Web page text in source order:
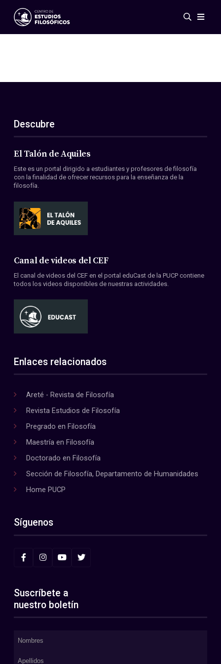
Eventos
ES
EN
Acerca de nosotros
Miembros
Convenios
Descubre
El Talón de Aquiles
Este es un portal dirigido a estudiantes y profesores de filosofía
con la finalidad de ofrecer recursos para la enseñanza de la
filosofía.
Canal de videos del CEF
El canal de videos del CEF en el portal eduCast de la PUCP contiene
todos los videos disponibles de nuestras actividades.
Enlaces relacionados
Areté - Revista de Filosofía
Revista Estudios de Filosofía
Pregrado en Filosofía
Maestría en Filosofía
Doctorado en Filosofía
Sección de Filosofía, Departamento de Humanidades
Home PUCP
Síguenos
Suscríbete a
nuestro boletín